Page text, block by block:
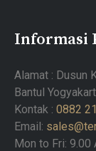
Informasi
Alamat : Dusun
Bantul
Kontak : 0882
Email:
Mon to Fri: 9.00